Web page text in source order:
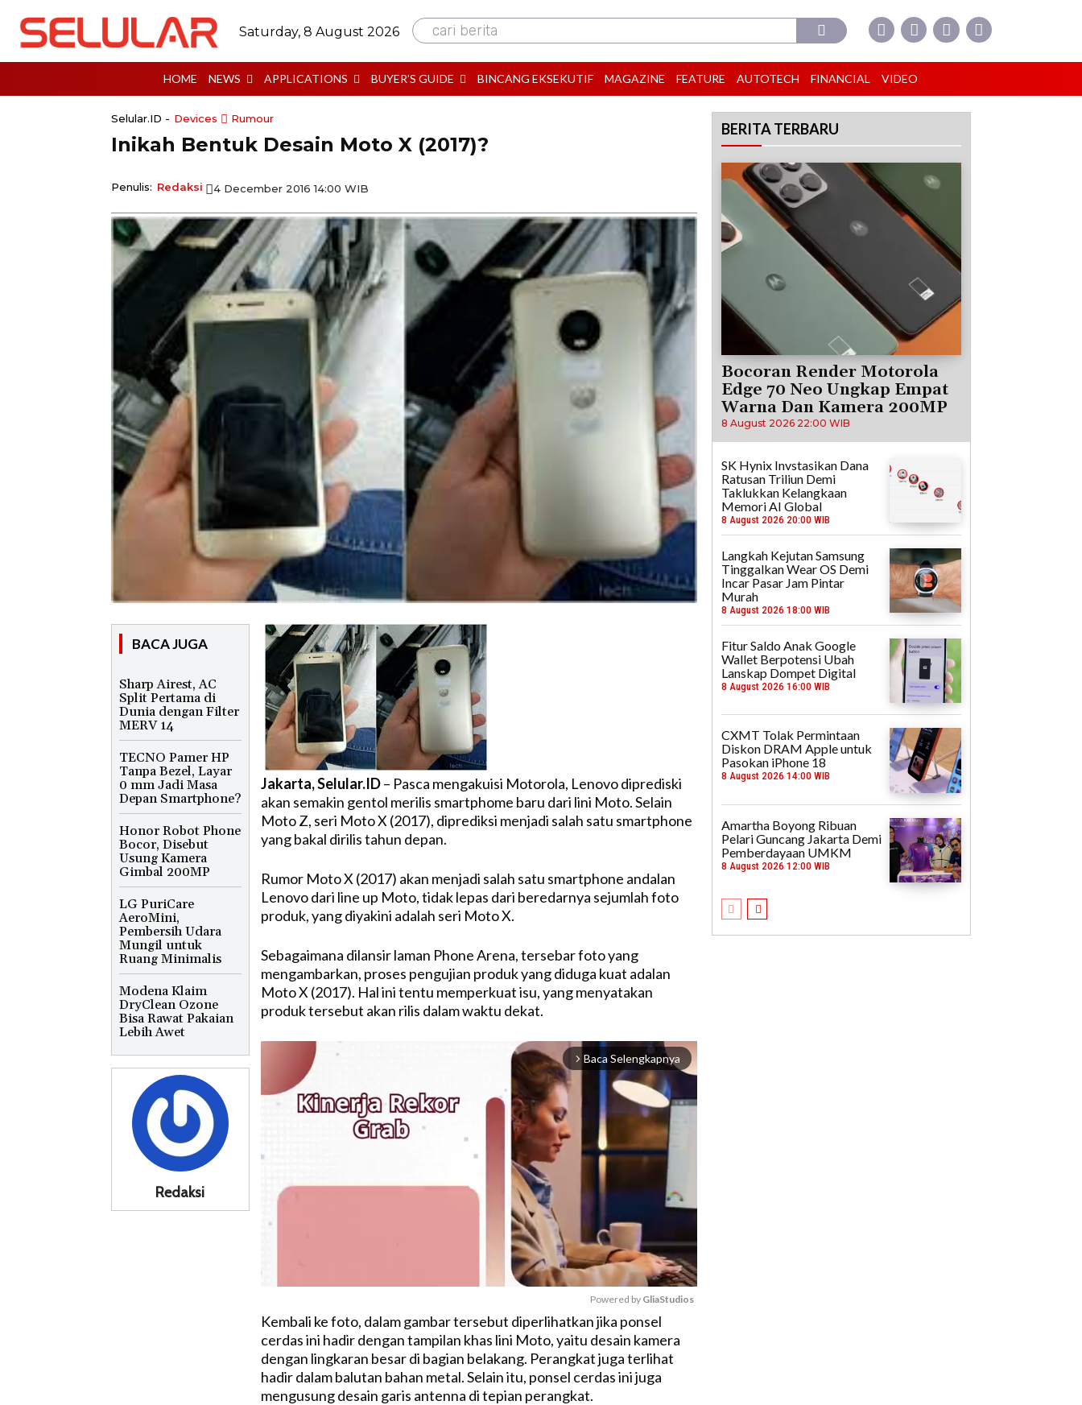
Saturday, 8 August 2026 cari berita
HOME NEWS APPLICATIONS BUYER’S GUIDE BINCANG EKSEKUTIF MAGAZINE FEATURE AUTOTECH FINANCIAL VIDEO
Selular.ID - Devices Rumour
Inikah Bentuk Desain Moto X (2017)?
Penulis: Redaksi 4 December 2016 14:00 WIB
BACA JUGA
Sharp Airest, AC
Split Pertama di
Dunia dengan Filter
MERV 14
TECNO Pamer HP
Tanpa Bezel, Layar
0 mm Jadi Masa
Depan Smartphone?
Honor Robot Phone
Bocor, Disebut
Usung Kamera
Gimbal 200MP
LG PuriCare
AeroMini,
Pembersih Udara
Mungil untuk
Ruang Minimalis
Modena Klaim
DryClean Ozone
Bisa Rawat Pakaian
Lebih Awet
Redaksi
Jakarta, Selular.ID– Pasca mengakuisi Motorola, Lenovo diprediski
akan semakin gentol merilis smartphome baru dari lini Moto. Selain
Moto Z, seri Moto X (2017), diprediksi menjadi salah satu smartphone
yang bakal dirilis tahun depan.
Rumor Moto X (2017) akan menjadi salah satu smartphone andalan
Lenovo dari line up Moto, tidak lepas dari beredarnya sejumlah foto
produk, yang diyakini adalah seri Moto X.
Sebagaimana dilansir laman Phone Arena, tersebar foto yang
mengambarkan, proses pengujian produk yang diduga kuat adalan
Moto X (2017). Hal ini tentu memperkuat isu, yang menyatakan
produk tersebut akan rilis dalam waktu dekat.
arrow_forward_ios Baca Selengkapnya
M
u
Powered by GliaStudios
Kembali ke foto, dalam gambar tersebut diperlihatkan jika ponsel
cerdas ini hadir dengan tampilan khas lini Moto, yaitu desain kamera
dengan lingkaran besar di bagian belakang. Perangkat juga terlihat
hadir dalam balutan bahan metal. Selain itu, ponsel cerdas ini juga
mengusung desain garis antenna di tepian perangkat.
BERITA TERBARU
Bocoran Render Motorola
Edge 70 Neo Ungkap Empat
Warna Dan Kamera 200MP
8 August 2026 22:00 WIB
SK Hynix Invstasikan Dana
Ratusan Triliun Demi
Taklukkan Kelangkaan
Memori AI Global
8 August 2026 20:00 WIB
Langkah Kejutan Samsung
Tinggalkan Wear OS Demi
Incar Pasar Jam Pintar
Murah
8 August 2026 18:00 WIB
Fitur Saldo Anak Google
Wallet Berpotensi Ubah
Lanskap Dompet Digital
8 August 2026 16:00 WIB
CXMT Tolak Permintaan
Diskon DRAM Apple untuk
Pasokan iPhone 18
8 August 2026 14:00 WIB
Amartha Boyong Ribuan
Pelari Guncang Jakarta Demi
Pemberdayaan UMKM
8 August 2026 12:00 WIB